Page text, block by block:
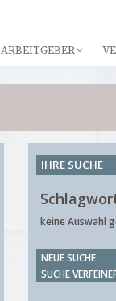
ARBEITGEBER
IHRE SUCHE
keine Auswahl
NEUE SUCHE
SUCHE